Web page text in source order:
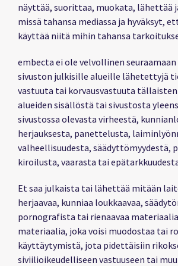
näyttää, suorittaa, muokata, lähettää
missä tahansa mediassa ja hyväksyt,
käyttää niitä mihin tahansa
embecta ei ole velvollinen
sivuston julkisille alueille lähetettyjä
vastuuta tai korvausvastuuta
alueiden sisällöstä tai sivustosta
sivustossa olevasta virheestä,
herjauksesta, panettelusta,
valheellisuudesta, säädyttömyydestä,
kiroilusta, vaarasta tai
Et saa julkaista tai lähettää mitään
herjaavaa, kunniaa loukkaavaa,
pornografista tai rienaavaa
materiaalia, joka voisi muodostaa tai
käyttäytymistä, jota pidettäisiin
siviilioikeudelliseen vastuuseen tai